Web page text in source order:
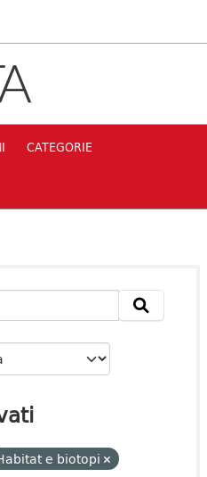
CATEGORIE
e biotopi